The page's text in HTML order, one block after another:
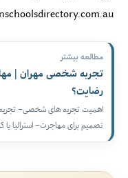
مطالعه بیشتر
تجربه شخصی مهران |
رضایت؟
اهمیت تجربه های شخصی–
تصمیم برای مهاجرت– استرالیا یا